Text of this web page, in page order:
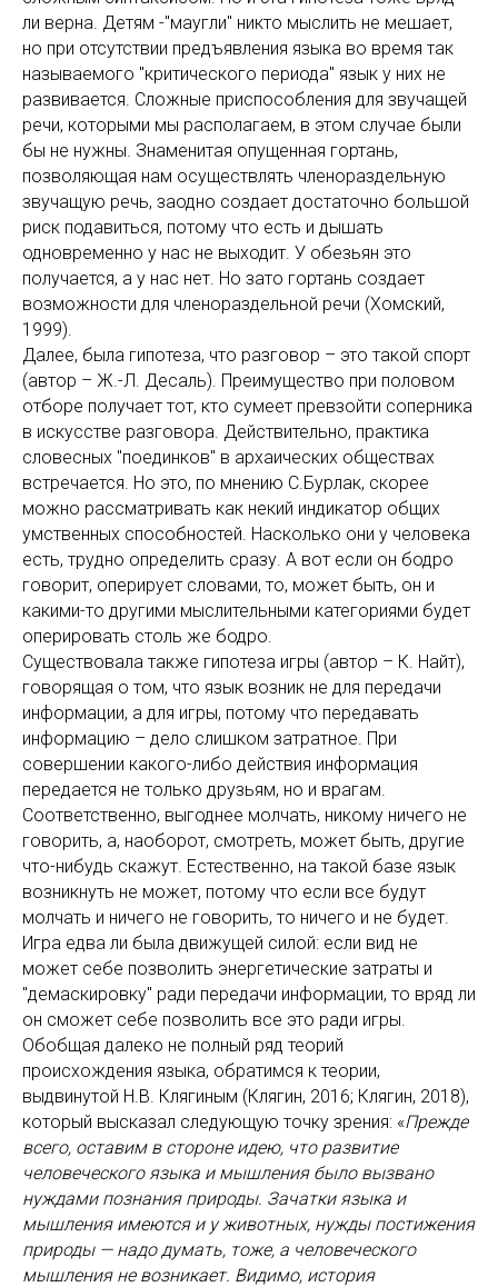
ли верна. Детям -"маугли" никто мыслить не мешает,
но при отсутствии предъявления языка во время так
называемого "критического периода" язык у них не
развивается. Сложные приспособления для звучащей
речи, которыми мы располагаем, в этом случае были
бы не нужны. Знаменитая опущенная гортань,
позволяющая нам осуществлять членораздельную
звучащую речь, заодно создает достаточно большой
риск подавиться, потому что есть и дышать
одновременно у нас не выходит. У обезьян это
получается, а у нас нет. Но зато гортань создает
возможности для членораздельной речи (Хомский,
1999).
Далее, была гипотеза, что разговор – это такой спорт
(автор – Ж.-Л. Десаль). Преимущество при половом
отборе получает тот, кто сумеет превзойти соперника
в искусстве разговора. Действительно, практика
словесных "поединков" в архаических обществах
встречается. Но это, по мнению С.Бурлак, скорее
можно рассматривать как некий индикатор общих
умственных способностей. Насколько они у человека
есть, трудно определить сразу. А вот если он бодро
говорит, оперирует словами, то, может быть, он и
какими-то другими мыслительными категориями будет
оперировать столь же бодро.
Существовала также гипотеза игры (автор – К. Найт),
говорящая о том, что язык возник не для передачи
информации, а для игры, потому что передавать
информацию – дело слишком затратное. При
совершении какого-либо действия информация
передается не только друзьям, но и врагам.
Соответственно, выгоднее молчать, никому ничего не
говорить, а, наоборот, смотреть, может быть, другие
что-нибудь скажут. Естественно, на такой базе язык
возникнуть не может, потому что если все будут
молчать и ничего не говорить, то ничего и не будет.
Игра едва ли была движущей силой: если вид не
может себе позволить энергетические затраты и
"демаскировку" ради передачи информации, то вряд ли
он сможет себе позволить все это ради игры.
Обобщая далеко не полный ряд теорий
происхождения языка, обратимся к теории,
выдвинутой Н.В. Клягиным (Клягин, 2016; Клягин, 2018),
который высказал следующую точку зрения: «Прежде
всего, оставим в стороне идею, что развитие
человеческого языка и мышления было вызвано
нуждами познания природы. Зачатки языка и
мышления имеются и у животных, нужды постижения
природы — надо думать, тоже, а человеческого
мышления не возникает. Видимо, история